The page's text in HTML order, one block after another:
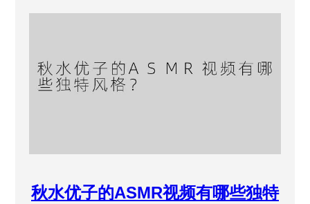
秋水优子的ASMR视频有哪些独特